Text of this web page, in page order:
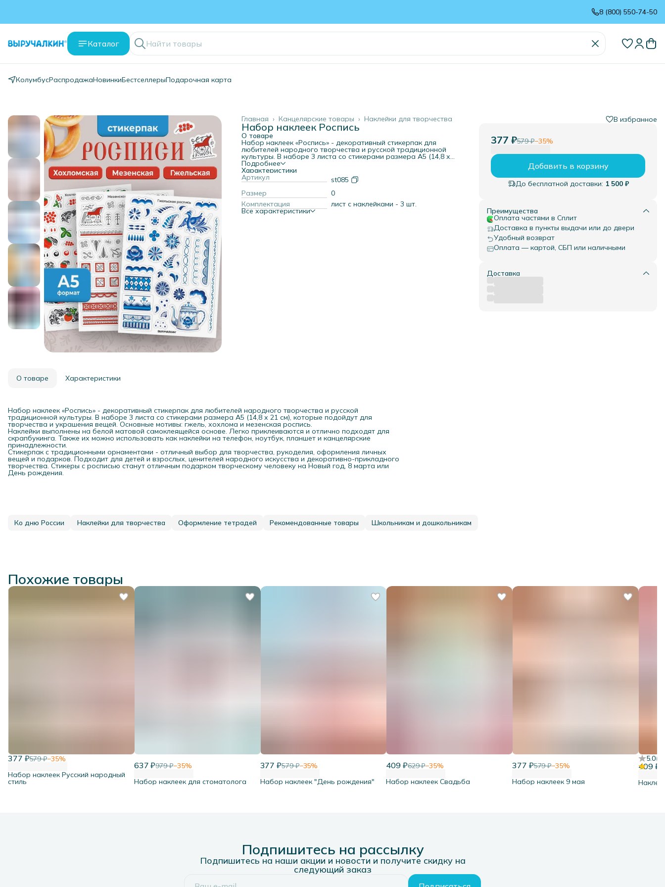
8 (800) 550-74-50
Каталог
КолумбусРаспродажаНовинкиБестселлерыПодарочная карта
Наклейки для творчества
Канцелярские товары ›
Главная ›
Набор наклеек Роспись
О товаре
Набор наклеек «Роспись» - декоративный стикерпак для
любителей народного творчества и русской традиционной
культуры. В наборе 3 листа со стикерами размера А5 (14,8 х
21 см), которые подойдут для творчества и украшения вещей.
Основные мотивы: гжель, хохлома и мезенская роспись.
Наклейки выполнены на белой матовой самоклеящейся
основе. Легко приклеиваются и отлично подходят для
скрапбукинга. Также их можно использовать как наклейки на
телефон, ноутбук, планшет и канцелярские принадлежности.
Стикерпак с традиционными орнаментами - отличный выбор
для творчества, рукоделия, оформления личных вещей и
Подробнее
Характеристики
Артикул
st085
Размер
0
Комплектация
лист с наклейками - 3 шт.
Все характеристики
В избранное
377 ₽579 ₽−35%
Добавить в корзину
До бесплатной доставки: 1 500 ₽
Преимущества
Оплата частями в Сплит
Доставка в пункты выдачи или до двери
Удобный возврат
Оплата — картой, СБП или наличными
Доставка
О товаре Характеристики
Набор наклеек «Роспись» - декоративный стикерпак для любителей народного творчества и русской
традиционной культуры. В наборе 3 листа со стикерами размера А5 (14,8 х 21 см), которые подойдут для
творчества и украшения вещей. Основные мотивы: гжель, хохлома и мезенская роспись.
Наклейки выполнены на белой матовой самоклеящейся основе. Легко приклеиваются и отлично подходят для
скрапбукинга. Также их можно использовать как наклейки на телефон, ноутбук, планшет и канцелярские
принадлежности.
Стикерпак с традиционными орнаментами - отличный выбор для творчества, рукоделия, оформления личных
вещей и подарков. Подходит для детей и взрослых, ценителей народного искусства и декоративно-прикладного
творчества. Стикеры с росписью станут отличным подарком творческому человеку на Новый год, 8 марта или
День рождения.
Ко дню России Наклейки для творчества Оформление тетрадей Рекомендованные товары Школьникам и дошкольникам
Похожие товары
377 ₽579 ₽−35%
Набор наклеек Русский народный
стиль
637 ₽979 ₽−35%
Набор наклеек для стоматолога
377 ₽579 ₽−35%
Набор наклеек "День рождения"
409 ₽629 ₽−35%
Набор наклеек Свадьба
377 ₽579 ₽−35%
Набор наклеек 9 мая
5.0(
409 ₽
Подпишитесь на рассылку
Подпишитесь на наши акции и новости и получите скидку на
следующий заказ